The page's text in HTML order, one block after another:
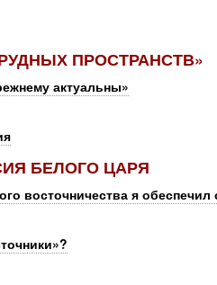
ПРОСТРАНСТВ»
актуальны»
БЕЛОГО ЦАРЯ
восточничества я